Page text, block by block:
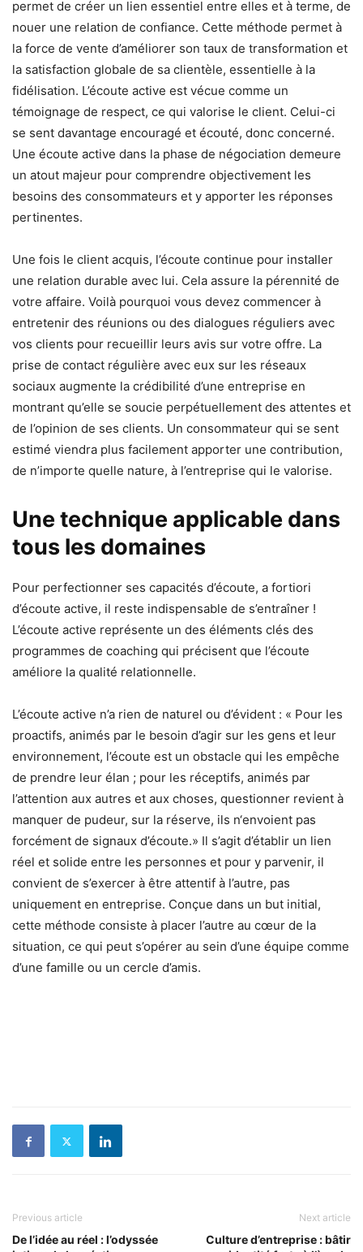
permet de créer un lien essentiel entre elles et à terme, de
nouer une relation de confiance. Cette méthode permet à
la force de vente d’améliorer son taux de transformation et
la satisfaction globale de sa clientèle, essentielle à la
fidélisation. L’écoute active est vécue comme un
témoignage de respect, ce qui valorise le client. Celui-ci
se sent davantage encouragé et écouté, donc concerné.
Une écoute active dans la phase de négociation demeure
un atout majeur pour comprendre objectivement les
besoins des consommateurs et y apporter les réponses
pertinentes.
Une fois le client acquis, l’écoute continue pour installer
une relation durable avec lui. Cela assure la pérennité de
votre affaire. Voilà pourquoi vous devez commencer à
entretenir des réunions ou des dialogues réguliers avec
vos clients pour recueillir leurs avis sur votre offre. La
prise de contact régulière avec eux sur les réseaux
sociaux augmente la crédibilité d’une entreprise en
montrant qu’elle se soucie perpétuellement des attentes et
de l’opinion de ses clients. Un consommateur qui se sent
estimé viendra plus facilement apporter une contribution,
de n’importe quelle nature, à l’entreprise qui le valorise.
Une technique applicable dans
tous les domaines
Pour perfectionner ses capacités d’écoute, a fortiori
d’écoute active, il reste indispensable de s’entraîner !
L’écoute active représente un des éléments clés des
programmes de coaching qui précisent que l’écoute
améliore la qualité relationnelle.
L’écoute active n’a rien de naturel ou d’évident : « Pour les
proactifs, animés par le besoin d’agir sur les gens et leur
environnement, l’écoute est un obstacle qui les empêche
de prendre leur élan ; pour les réceptifs, animés par
l’attention aux autres et aux choses, questionner revient à
manquer de pudeur, sur la réserve, ils n‘envoient pas
forcément de signaux d’écoute.» Il s’agit d’établir un lien
réel et solide entre les personnes et pour y parvenir, il
convient de s’exercer à être attentif à l’autre, pas
uniquement en entreprise. Conçue dans un but initial,
cette méthode consiste à placer l’autre au cœur de la
situation, ce qui peut s’opérer au sein d’une équipe comme
d’une famille ou un cercle d’amis.
Previous article
De l’idée au réel : l’odyssée
Next article
Culture d’entreprise : bâtir